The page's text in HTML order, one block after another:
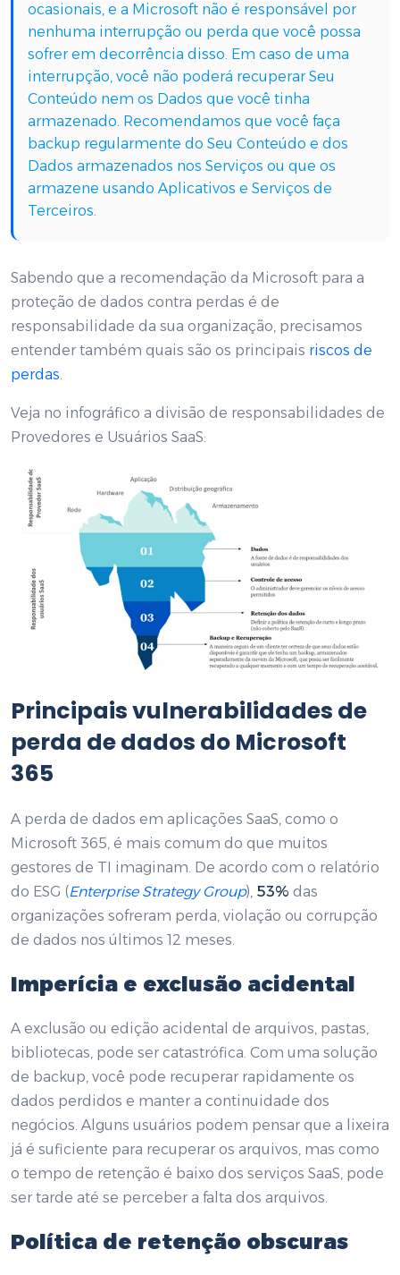
ocasionais, e a Microsoft não é responsável por
nenhuma interrupção ou perda que você possa
sofrer em decorrência disso. Em caso de uma
interrupção, você não poderá recuperar Seu
Conteúdo nem os Dados que você tinha
armazenado. Recomendamos que você faça
backup regularmente do Seu Conteúdo e dos
Dados armazenados nos Serviços ou que os
armazene usando Aplicativos e Serviços de
Terceiros.
Sabendo que a recomendação da Microsoft para a
proteção de dados contra perdas é de
responsabilidade da sua organização, precisamos
entender também quais são os principais riscos de
perdas
Veja no infográfico a divisão de responsabilidades de
Provedores e Usuários SaaS:
Principais vulnerabilidades de
perda de dados do Microsoft
365
A perda de dados em aplicações SaaS, como o
Microsoft 365, é mais comum do que muitos
gestores de TI imaginam. De acordo com o relatório
do ESG (Enterprise Strategy Group), 53% das
organizações sofreram perda, violação ou corrupção
de dados nos últimos 12 meses.
Imperícia e exclusão acidental
A exclusão ou edição acidental de arquivos, pastas,
bibliotecas, pode ser catastrófica. Com uma solução
de backup, você pode recuperar rapidamente os
dados perdidos e manter a continuidade dos
negócios. Alguns usuários podem pensar que a lixeira
já é suficiente para recuperar os arquivos, mas como
o tempo de retenção é baixo dos serviços SaaS, pode
ser tarde até se perceber a falta dos arquivos.
Política de retenção obscuras